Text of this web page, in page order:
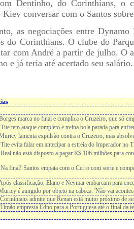
Dentinho, do Corinthians, o
conversar com o Santos
as negociações entre
do Corinthians. O clube do
com André a partir de julho. O
e já teria até acertado seu salário.
marca no final e complica o Cruzeiro, que só
tem ataque completo e treina bola parada para
lamenta expulsão contra o Cruzeiro, mas
evita falar em antecipar a estreia do Imperador no
não está disposto a pagar R$ 106 milhões para
final! Santos empata com o Cerro com sorte e
classificação, Elano e Neymar embarcam para
é atingido por objeto na cabeça: 'Não vai
admite que Renan está muito próximo de
empresta Edno para a Portuguesa até o final da